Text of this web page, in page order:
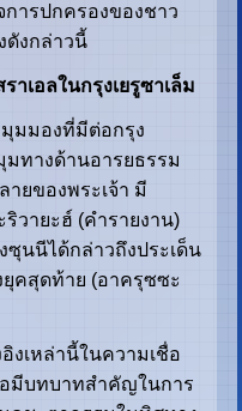
ารปกครองของชาว
ดังกล่าวนี้
เอลในกรุงเยรูซาเล็ม
มมองที่มีต่อกรุง
มทางด้านอารยธรรม
ยของพระเจ้า มี
วายะฮ์ (คำรายงาน)
นนีได้กล่าวถึงประเด็น
คสุดท้าย (อาครุซซะ
เหล่านี้ในความเชื่อ
มีบทบาทสำคัญในการ